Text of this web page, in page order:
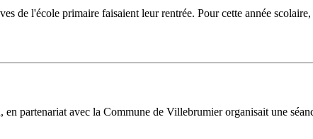
de l'école primaire faisaient leur rentrée. Pour cette année
partenariat avec la Commune de Villebrumier organisait une